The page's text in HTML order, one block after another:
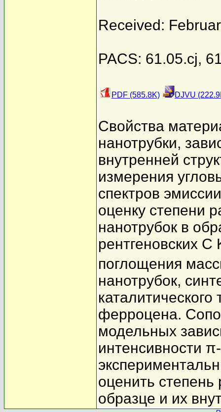
Received:
PACS: 61.05.cj,
PDF (585.8K) DJVU
Свойства
нанотрубки,
внутренней
измерения
спектров
оценку степени
нанотрубок в
рентгеновских C
поглощения
нанотрубок,
ферроцена.
модельных
интенсивности
оценить степень
образце и их